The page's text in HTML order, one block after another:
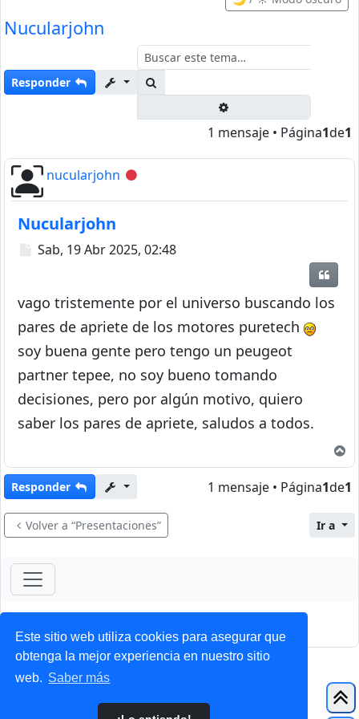
Este sitio web utiliza cookies para asegurar que
obtenga la mejor experiencia en nuestro sitio
web. Saber más
Nucularjohn
Responder
1 mensaje • Página1de1
nucularjohn Desconectado
Nucularjohn
Mensaje
Sab, 19 Abr 2025, 02:48
vago tristemente por el universo buscando los
pares de apriete de los motores puretech
soy buena gente pero tengo un peugeot
partner tepee, no soy bueno tomando
decisiones, pero por algún motivo, quiero
saber los pares de apriete, saludos a todos.
Responder 1 mensaje • Página1de1
Volver a “Presentaciones” Ir a
ForoClub 2025
Privacidad| Condiciones